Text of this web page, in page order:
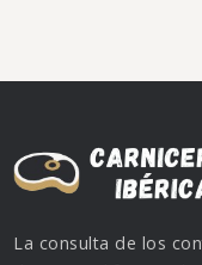
La consulta de los